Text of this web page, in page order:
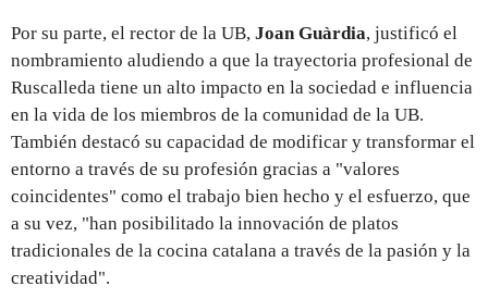
Por su parte, el rector de la UB, Joan Guàrdia, justificó el
nombramiento aludiendo a que la trayectoria profesional de
Ruscalleda tiene un alto impacto en la sociedad e influencia
en la vida de los miembros de la comunidad de la UB.
También destacó su capacidad de modificar y transformar el
entorno a través de su profesión gracias a "valores
coincidentes" como el trabajo bien hecho y el esfuerzo, que
a su vez, "han posibilitado la innovación de platos
tradicionales de la cocina catalana a través de la pasión y la
creatividad".